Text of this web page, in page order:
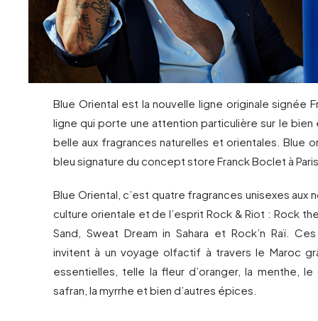
Blue Oriental est la nouvelle ligne originale signée
ligne qui porte une attention particulière sur le
belle aux fragrances naturelles et orientales. Blue
bleu signature du concept store Franck Boclet à
Blue Oriental, c’est quatre fragrances unisexes aux
culture orientale et de l’esprit Rock & Riot : Rock
Sand, Sweat Dream in Sahara et Rock’n Raï.
invitent à un voyage olfactif à travers le Maroc
essentielles, telle la fleur d’oranger, la menthe,
safran, la myrrhe et bien d’autres épices.